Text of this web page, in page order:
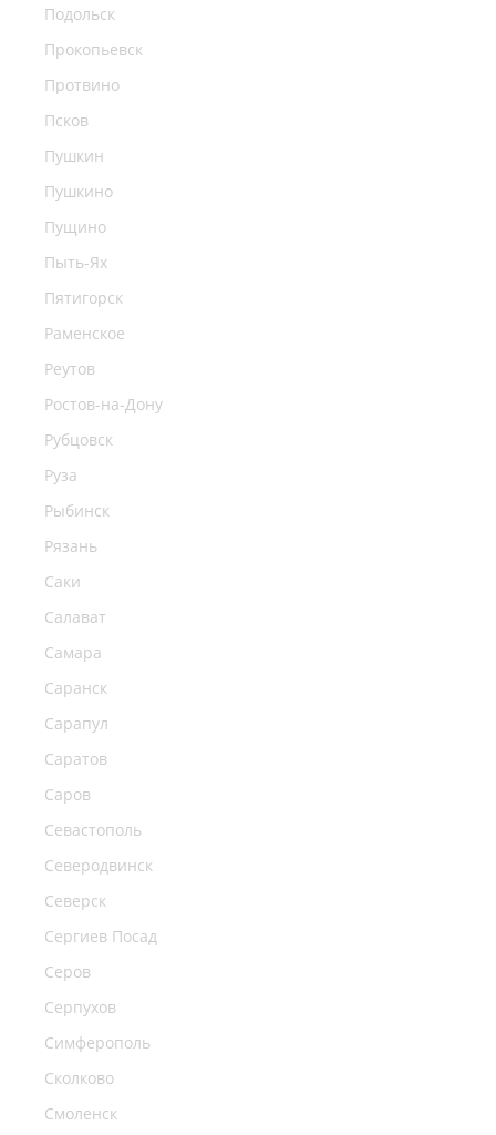
Подольск
Прокопьевск
Протвино
Псков
Пушкин
Пушкино
Пущино
Пыть-Ях
Пятигорск
Раменское
Реутов
Ростов-на-Дону
Рубцовск
Руза
Рыбинск
Рязань
Саки
Салават
Самара
Саранск
Сарапул
Саратов
Саров
Севастополь
Северодвинск
Северск
Сергиев Посад
Серов
Серпухов
Симферополь
Сколково
Смоленск